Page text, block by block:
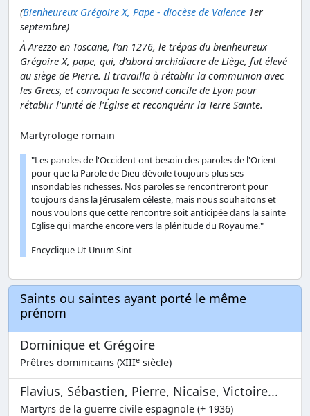
(Bienheureux Grégoire X, Pape - diocèse de Valence 1er
septembre)
À Arezzo en Toscane, l'an 1276, le trépas du bienheureux
Grégoire X, pape, qui, d'abord archidiacre de Liège, fut élevé
au siège de Pierre. Il travailla à rétablir la communion avec
les Grecs, et convoqua le second concile de Lyon pour
rétablir l'unité de l'Église et reconquérir la Terre Sainte.
Martyrologe romain
"Les paroles de l'Occident ont besoin des paroles de l'Orient
pour que la Parole de Dieu dévoile toujours plus ses
insondables richesses. Nos paroles se rencontreront pour
toujours dans la Jérusalem céleste, mais nous souhaitons et
nous voulons que cette rencontre soit anticipée dans la sainte
Eglise qui marche encore vers la plénitude du Royaume."
Encyclique Ut Unum Sint
Saints ou saintes ayant porté le même
prénom
Dominique et Grégoire
Prêtres dominicains (XIIIe siècle)
Flavius, Sébastien, Pierre, Nicaise, Victoire...
Martyrs de la guerre civile espagnole (+ 1936)